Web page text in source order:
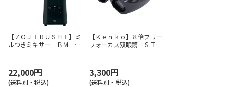
【ＺＯＪＩＲＵＳＨＩ】ミ
ルつきミキサー ＢＭ－Ｓ
22,000円
(送料別・税込)
【Ｋｅｎｋｏ】８倍フリー
フォーカス双眼鏡 ＳＴＶ
3,300円
(送料別・税込)